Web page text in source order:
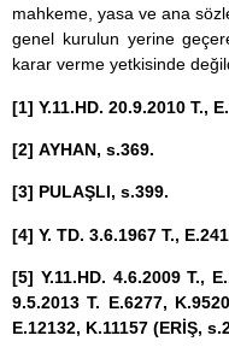
mahkeme, yasa ve ana
genel kurulun yerine
karar verme yetkisinde
[1] Y.11.HD. 20.9.2010 T.,
[2] AYHAN, s.369.
[3] PULAŞLI, s.399.
[4] Y. TD. 3.6.1967 T.,
[5] Y.11.HD. 4.6.2009 T.,
9.5.2013 T. E.6277,
E.12132, K.11157 (ERİŞ,